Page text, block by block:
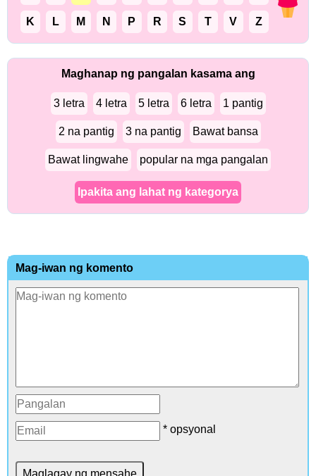
K L M N P R S T V Z
Maghanap ng pangalan kasama ang
3 letra 4 letra 5 letra 6 letra 1 pantig
2 na pantig 3 na pantig Bawat bansa
Bawat lingwahe popular na mga pangalan
Ipakita ang lahat ng kategorya
Mag-iwan ng komento
* opsyonal